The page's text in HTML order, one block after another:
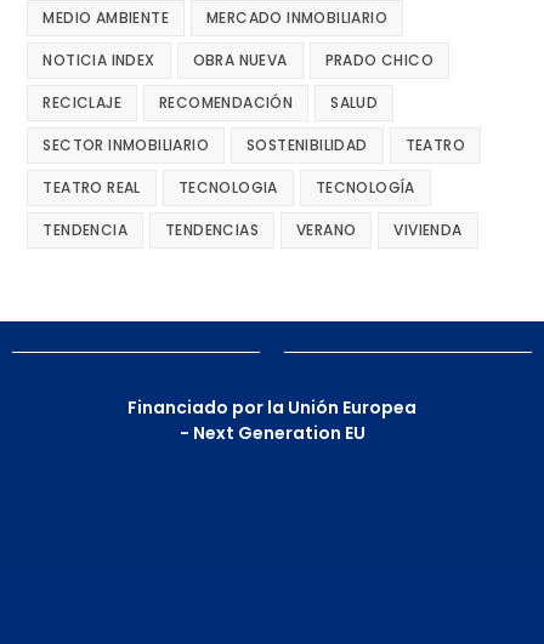
MEDIO AMBIENTE MERCADO INMOBILIARIO
NOTICIA INDEX OBRA NUEVA PRADO CHICO
RECICLAJE RECOMENDACIÓN SALUD
SECTOR INMOBILIARIO SOSTENIBILIDAD TEATRO
TEATRO REAL TECNOLOGIA TECNOLOGÍA
TENDENCIA TENDENCIAS VERANO VIVIENDA
Financiado por la Unión Europea
- Next Generation EU